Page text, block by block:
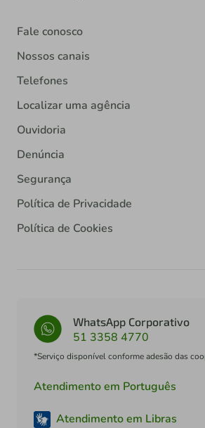
Fale conosco
Nossos canais
Telefones
Localizar uma agência
Ouvidoria
Denúncia
Segurança
Política de Privacidade
Política de Cookies
WhatsApp Corporativo
51 3358 4770
*Serviço disponível conforme adesão das
Atendimento em Português
Atendimento em Libras